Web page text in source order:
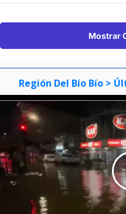
Mostrar
Región Del Bío Bío >